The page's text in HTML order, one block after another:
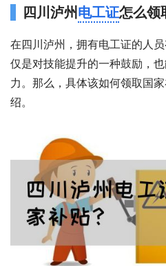
四川泸州电工证怎么领
在四川泸州，拥有电工证的人
仅是对技能提升的一种鼓励，
力。那么，具体该如何领取国
绍。